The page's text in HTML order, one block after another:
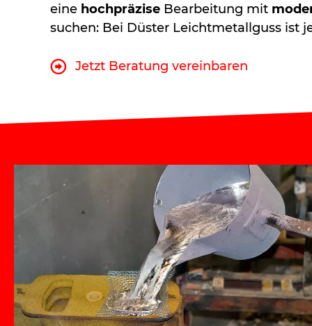
eine hochpräzise Bearbeitung mit
suchen: Bei Düster Leichtmetallguss ist
Jetzt Beratung vereinbaren